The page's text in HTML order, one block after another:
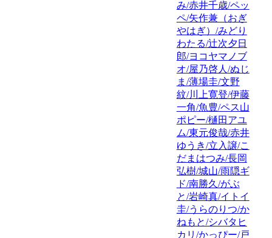
み/赤井千歳/ペッ
ペ/矢作兼（おぎ
やはぎ）/みどり
わたる/辻次夕日
郎/ヨコヤマノブ
オ/屋乃啓人/ぬじ
ま/薄場圭/文野
紋/川上寛登/伊藤
一角/魚豊/ペス山
ポピー/樋田アユ
ム/東元俊哉/赤井
ゆうき/立入譲/こ
だまはつみ/長岡
弘樹/城山/雨隠ギ
ド/南勝久/がぶ
と/岩崎真/イトイ
圭/うらのりつ/か
ねもと/シバタヒ
カリ/かっぴー/戸